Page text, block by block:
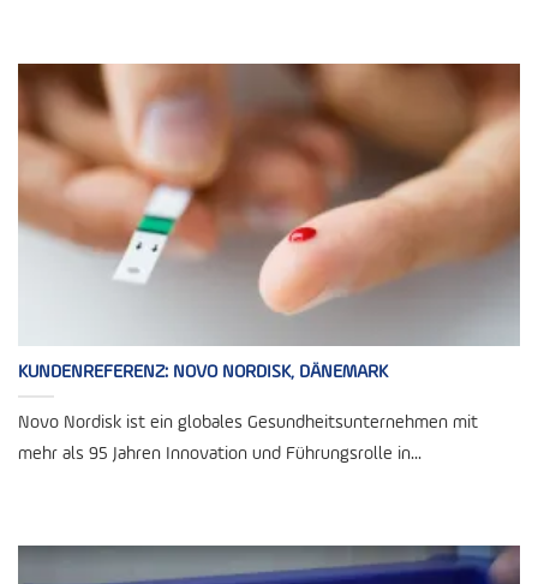
KUNDENREFERENZ: NOVO NORDISK, DÄNEMARK
Novo Nordisk ist ein globales Gesundheitsunternehmen mit
mehr als 95 Jahren Innovation und Führungsrolle in...